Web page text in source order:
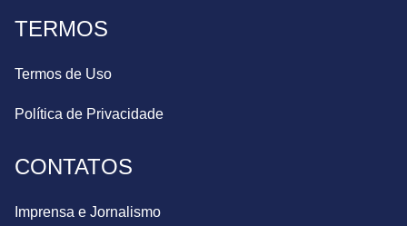
TERMOS
Termos de Uso
Política de Privacidade
CONTATOS
Imprensa e Jornalismo